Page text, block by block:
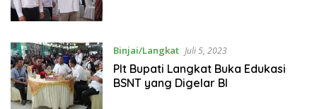
Binjai/Langkat Juli 5, 2023
Plt Bupati Langkat Buka Edukasi
BSNT yang Digelar BI